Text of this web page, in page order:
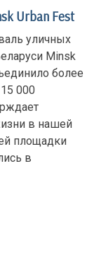
Urban Fest
уличных
Minsk
более
000
в нашей
площадки
в